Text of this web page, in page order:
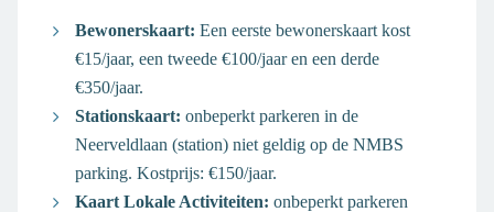
Bewonerskaart: Een eerste bewonerskaart kost
€15/jaar, een tweede €100/jaar en een derde
€350/jaar.
Stationskaart: onbeperkt parkeren in de
Neerveldlaan (station) niet geldig op de NMBS
parking. Kostprijs: €150/jaar.
Kaart Lokale Activiteiten: onbeperkt parkeren